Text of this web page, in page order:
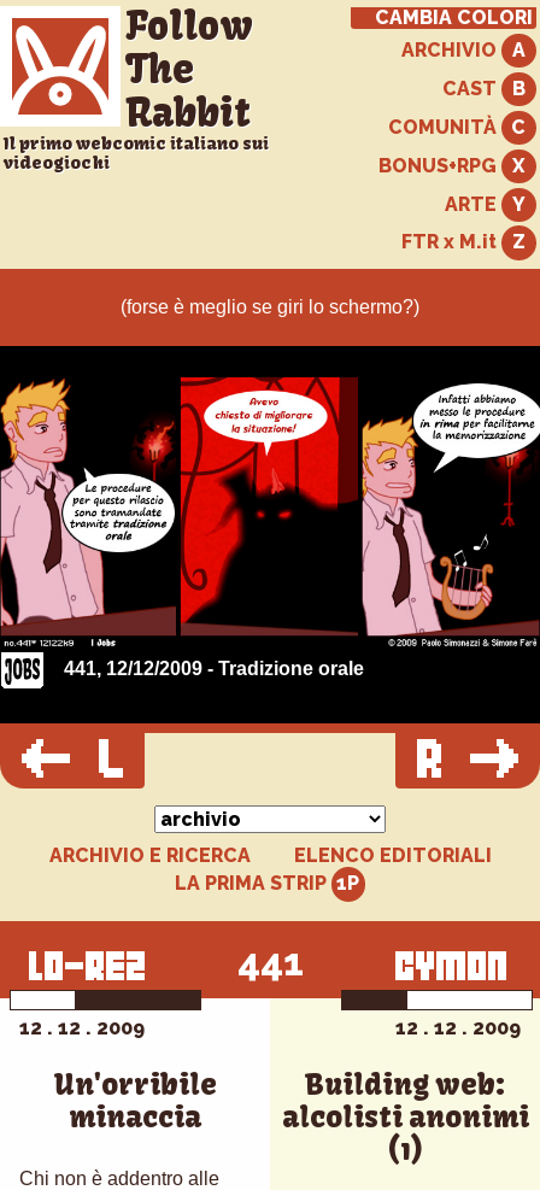
Follow
The
Rabbit
Il primo webcomic italiano sui
videogiochi
CAMBIA COLORI
ARCHIVIO
CAST
COMUNITÀ
BONUS+RPG
ARTE
FTR x M.it
441, 12/12/2009 - Tradizione orale
ARCHIVIO E RICERCA
ELENCO EDITORIALI
LA PRIMA STRIP
441
12 . 12 . 2009
Un'orribile
minaccia
Chi non è addentro alle
12 . 12 . 2009
Building web:
alcolisti anonimi
(1)